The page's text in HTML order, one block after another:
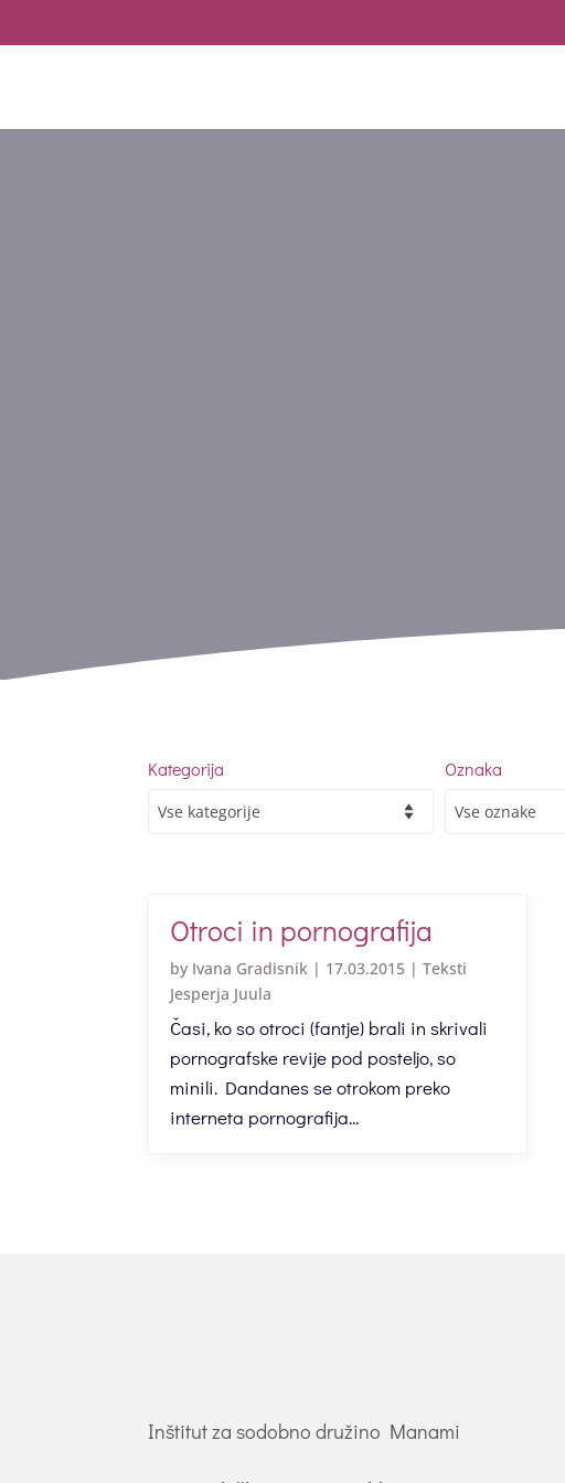
Kategorija Oznaka
Otroci in pornografija
by Ivana Gradisnik | 17.03.2015 |Teksti
Jesperja Juula
Časi, ko so otroci (fantje) brali in skrivali
pornografske revije pod posteljo, so
minili. Dandanes se otrokom preko
interneta pornografija...
Inštitut za sodobno družino Manami